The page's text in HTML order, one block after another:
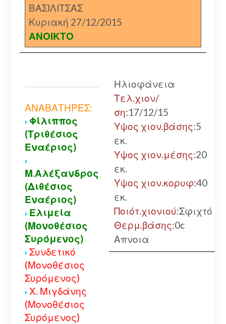
ΒΑΣΙΛΙΤΣΑΣ
Κυριακή 27/12/2015
ΑΝΟΙΚΤΟ
ΑΝΑΒΑΤΗΡΕΣ:
Φίλιππος
(Τριθέσιος
Εναέριος)
Μ.Αλέξανδρος
(Διθέσιος
Εναέριος)
Ελιμεία
(Μονοθέσιος
Συρόμενος)
Συνδετικό
(Μονοθέσιος
Συρόμενος)
Χ. Μιγδάνης
(Μονοθέσιος
Συρόμενος)
Ηλιοφάνεια
Τελ.χιον/
ση:17/12/15
Υψος χιον.βάσης:5
εκ.
Υψος χιον.μέσης:20
εκ.
Υψος χιον.κορυφ:40
εκ.
Ποιότ.χιονιού:Σφιχτό
Θερμ.βάσης:0c
Απνοια